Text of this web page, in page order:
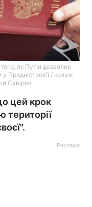
як Путін дозволив
Придністров'ї / колаж
Сувіров
цей крок
території
Реклама